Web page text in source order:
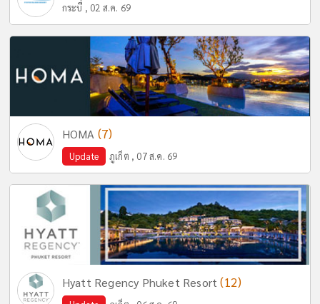
กระบี่ , 02 ส.ค. 69
HOMA (7)
Update ภูเก็ต , 07 ส.ค. 69
Hyatt Regency Phuket Resort(12)